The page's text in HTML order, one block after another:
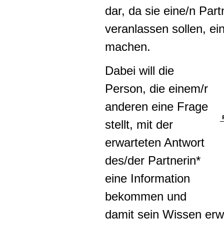
dar, da sie eine/n
veranlassen sollen,
machen.
Dabei will die
Person, die einem/r
anderen eine Frage
stellt, mit der
erwarteten Antwort
des/der Partnerin*
eine Information
bekommen und
damit sein Wissen